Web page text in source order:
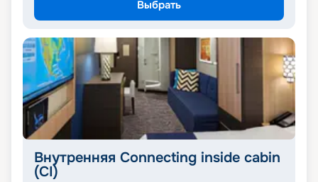
Выбрать
Внутренняя Connecting inside cabin
(CI)